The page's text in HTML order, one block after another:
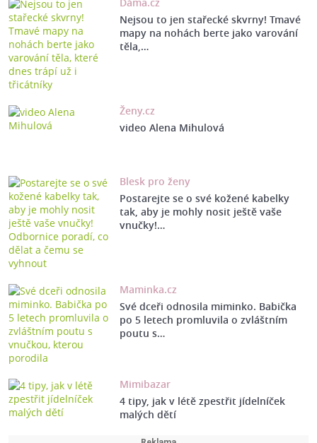
Nejsou to jen stařecké skvrny! Tmavé
mapy na nohách berte jako varování
těla,…
Ženy.cz
video Alena Mihulová
Blesk pro ženy
Postarejte se o své kožené kabelky
tak, aby je mohly nosit ještě vaše
vnučky!…
Maminka.cz
Své dceři odnosila miminko. Babička
po 5 letech promluvila o zvláštním
poutu s…
Mimibazar
4 tipy, jak v létě zpestřit jídelníček
malých dětí